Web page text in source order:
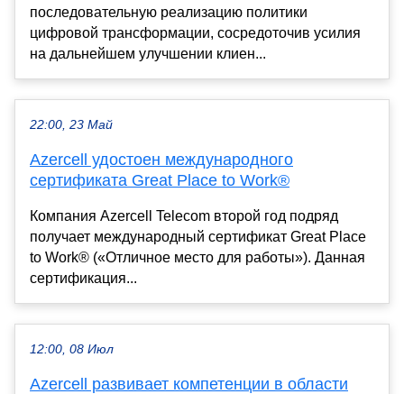
последовательную реализацию политики
цифровой трансформации, сосредоточив усилия
на дальнейшем улучшении клиен...
22:00, 23 Май
Azercell удостоен международного
сертификата Great Place to Work®
Компания Azercell Telecom второй год подряд
получает международный сертификат Great Place
to Work® («Отличное место для работы»). Данная
сертификация...
12:00, 08 Июл
Azercell развивает компетенции в области